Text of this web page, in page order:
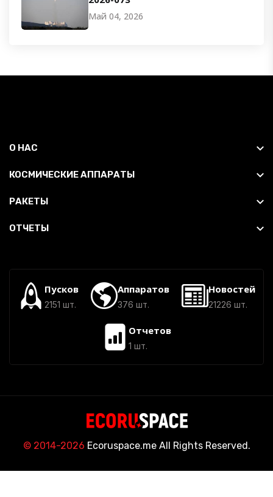
Май 04, 2026
О НАС
КОСМИЧЕСКИЕ АППАРАТЫ
РАКЕТЫ
ОТЧЕТЫ
Пусков
2151 шт.
Аппаратов
376 шт.
Новостей
21226 шт.
Отчетов
1 шт.
© 2014-2026 Ecoruspace.me All Rights Reserved.